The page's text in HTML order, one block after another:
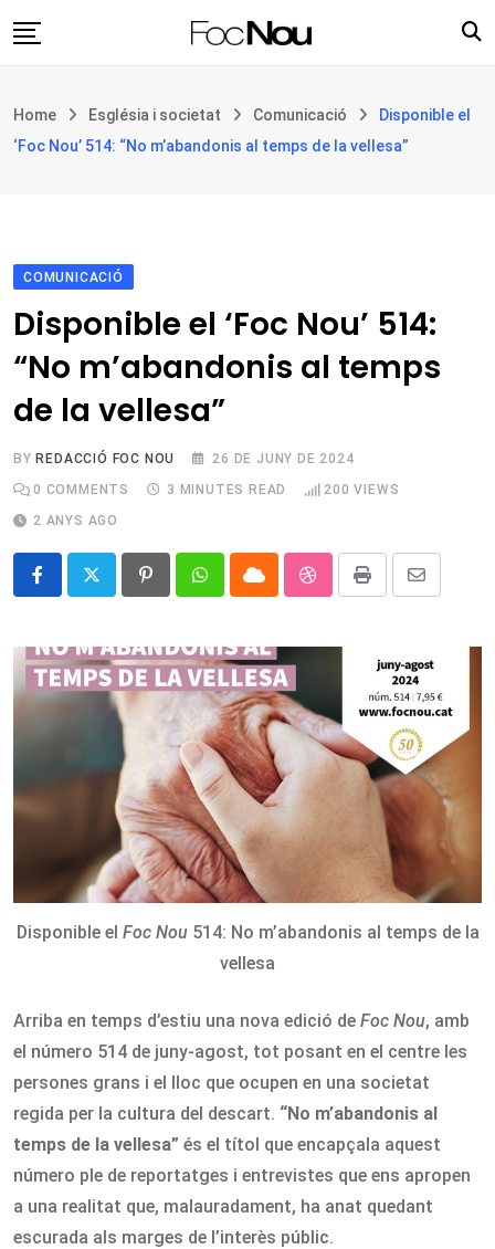
to
Filosofia i teologia
Botiga
Home Església i societat Comunicació
Disponible el
‘Foc Nou’ 514: “No m’abandonis al temps de la vellesa”
COMUNICACIÓ
Disponible el ‘Foc Nou’ 514:
“No m’abandonis al temps
de la vellesa”
BY REDACCIÓ FOC NOU
26 DE JUNY DE 2024
0 COMMENTS 3 MINUTES READ 200 VIEWS
2 ANYS AGO
PinterestWhatsappCloud StumbleUpon
Print
Share
Disponible el Foc Nou514: No m’abandonis al temps de la
vellesa
Arriba en temps d’estiu una nova edició de Foc Nou, amb
el número 514 de juny-agost, tot posant en el centre les
persones grans i el lloc que ocupen en una societat
regida per la cultura del descart. “No m’abandonis al
temps de la vellesa” és el títol que encapçala aquest
número ple de reportatges i entrevistes que ens apropen
a una realitat que, malauradament, ha anat quedant
escurada als marges de l’interès públic.